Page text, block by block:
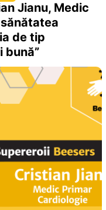
Jianu, Medic
de tip
bună”